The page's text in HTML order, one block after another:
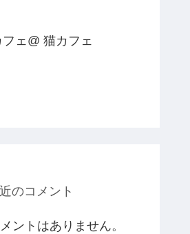
ェ@ 猫カフェ
のコメント
ントはありません。